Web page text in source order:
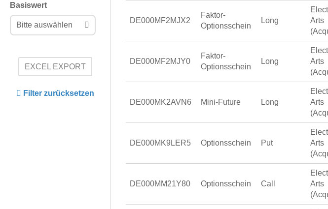
Basiswert
Bitte auswählen
EXCEL EXPORT
Filter zurücksetzen
DE000MF2MJX2
Faktor-
Optionsschein
Long
Arts
DE000MF2MJY0
Faktor-
Optionsschein
Long
Arts
DE000MK2AVN6 Mini-Future Long
Arts
DE000MK9LER5 Optionsschein Put
Arts
DE000MM21Y80 Optionsschein Call
Arts